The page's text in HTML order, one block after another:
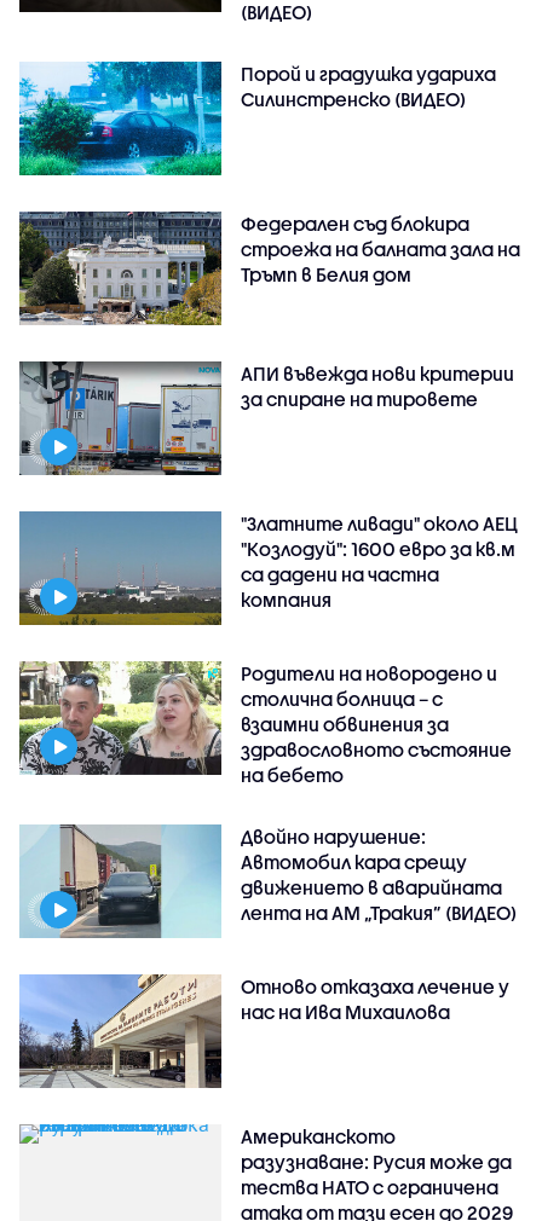
(ВИДЕО)
Порой и градушка удариха
Силинстренско (ВИДЕО)
Федерален съд блокира
строежа на балната зала на
Тръмп в Белия дом
АПИ въвежда нови критерии
за спиране на тировете
"Златните ливади" около АЕЦ
"Козлодуй": 1600 евро за кв.м
са дадени на частна
компания
Родители на новородено и
столична болница – с
взаимни обвинения за
здравословното състояние
на бебето
Двойно нарушение:
Автомобил кара срещу
движението в аварийната
лента на АМ „Тракия” (ВИДЕО)
Отново отказаха лечение у
нас на Ива Михаилова
Американското
разузнаване: Русия може да
тества НАТО с ограничена
атака от тази есен до 2029